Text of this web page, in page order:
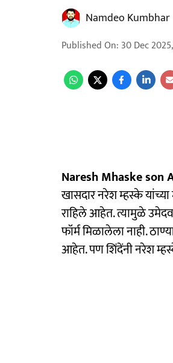
Namdeo Kumbhar
Published On: 30 Dec
Naresh Mhaske
खासदार नरेश म्हस्के
राहिले आहेत. त्यामुळे
फॉर्म मिळालेला नाही.
आहेत. पण शिंदेंनी नरेश